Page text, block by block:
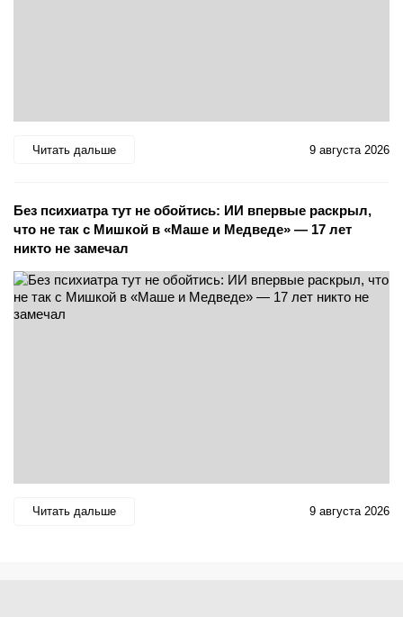
Читать дальше 9 августа 2026
Без психиатра тут не обойтись: ИИ впервые раскрыл,
что не так с Мишкой в «Маше и Медведе» — 17 лет
никто не замечал
Читать дальше 9 августа 2026